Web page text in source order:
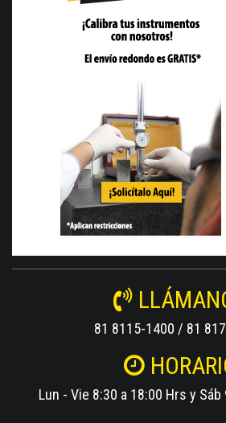
81 8115-1400 / 81
Lun - Vie 8:30 a 18:00 Hrs y